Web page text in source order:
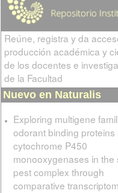
Reúne, registra y da
producción académica y
de los docentes e
de la Facultad
Nuevo en Naturalis
Exploring multigene
odorant binding proteins
cytochrome P450
monooxygenases in the
pest complex through
comparative